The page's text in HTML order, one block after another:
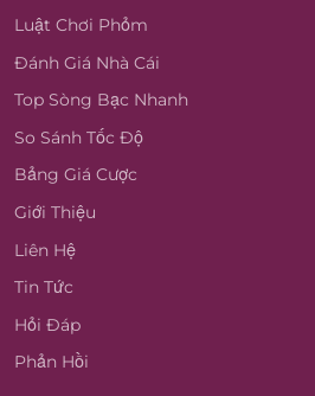
Luật Chơi Phỏm
Đánh Giá Nhà Cái
Top Sòng Bạc Nhanh
So Sánh Tốc Độ
Bảng Giá Cược
Giới Thiệu
Liên Hệ
Tin Tức
Hỏi Đáp
Phản Hồi